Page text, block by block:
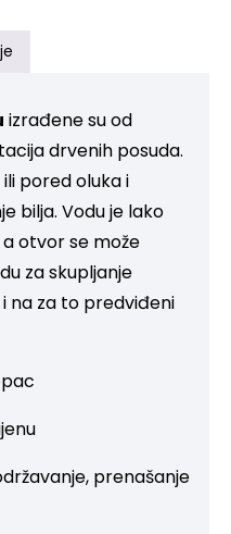
izrađene su od
drvenih posuda.
pored oluka i
bilja. Vodu je lako
otvor se može
za skupljanje
na za to predviđeni
prenašanje